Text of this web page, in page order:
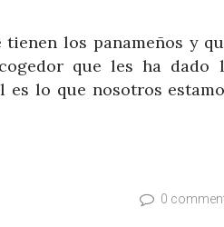
los panameños y
que les ha dado
lo que nosotros
0